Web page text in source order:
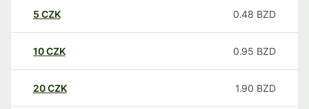
5 CZK 0.48 BZD
10CZK 0.95 BZD
20CZK 1.90 BZD